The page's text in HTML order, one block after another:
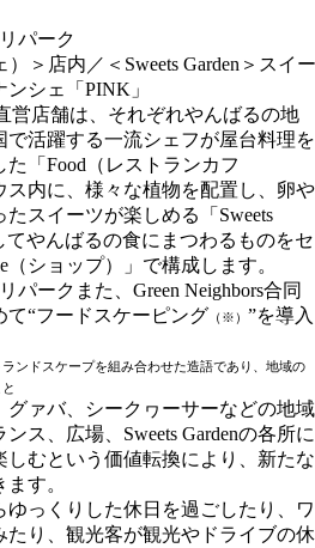
）＞店内／＜Sweets Garden＞ス
シェ「PINK」
営店舗は、それぞれやんばるの地
活躍する一流シェフが屋台料理を
「Food（レストランカフ
ス内に、様々な植物を配置し、卵や
スイーツが楽しめる「Sweets
てやんばるの食にまつわるものをセ
ショップ）」で構成します。
また、Green Neighbors合同
“フードスケーピング （※） ”を導入
ンドスケープを組み合わせた造語であり、地域の
グァバ、シークヮーサーなどの地域
ス、広場、Sweets Gardenの各所に
むという価値転換により、新たな
す。
っくりした休日を過ごしたり、ワ
たり、観光客が観光やドライブの休